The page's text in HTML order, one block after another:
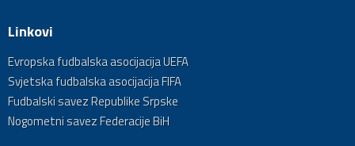
Linkovi
Evropska fudbalska asocijacija UEFA
Svjetska fudbalska asocijacija FIFA
Fudbalski savez Republike Srpske
Nogometni savez Federacije BiH